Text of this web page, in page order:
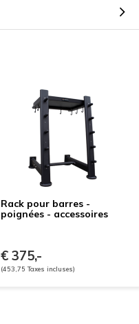
Rack pour barres -
poignées - accessoires
€ 375,-
(453,75 Taxes incluses)